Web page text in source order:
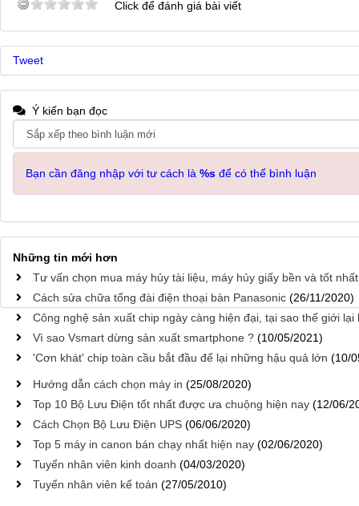
Click để đánh giá bài viết
Tweet
Ý kiến bạn đọc
Bạn cần đăng nhập với tư cách là %s để có thể bình luận
Những tin mới hơn
Tư vấn chọn mua máy hủy tài liệu, máy hủy giấy bền và tốt nhất
Cách sửa chữa tổng đài điện thoại bàn Panasonic (26/11/2020)
Công nghệ sản xuất chip ngày càng hiện đại, tại sao thế giới
Vì sao Vsmart dừng sản xuất smartphone ? (10/05/2021)
'Cơn khát' chip toàn cầu bắt đầu để lại những hậu quả lớn (10/
Hướng dẫn cách chọn máy in (25/08/2020)
Top 10 Bộ Lưu Điện tốt nhất được ưa chuộng hiện nay (12/06/
Cách Chọn Bộ Lưu Điện UPS (06/06/2020)
Top 5 máy in canon bán chạy nhất hiện nay (02/06/2020)
Tuyển nhân viên kinh doanh (04/03/2020)
Tuyển nhân viên kế toán (27/05/2010)